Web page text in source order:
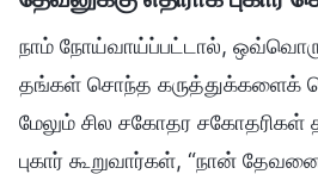
நாம் நோய்வாய்ப்பட்டால்,
தங்கள் சொந்த கருத்துக்களைக்
மேலும் சில சகோதர
புகார் கூறுவார்கள், “நான்